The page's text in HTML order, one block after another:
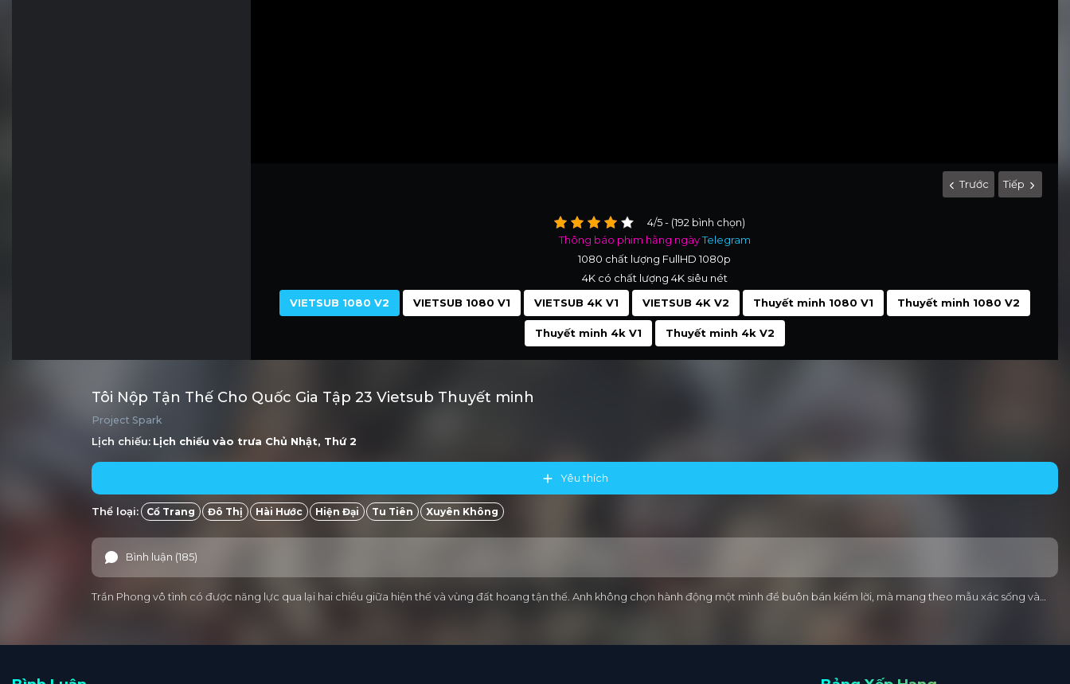
Trước Tiếp
4/5 - (192 bình chọn)
Thông báo phim hằng ngàyTelegram
1080 chất lượng FullHD 1080p
4K có chất lượng 4K siêu nét
VIETSUB 1080 V2
VIETSUB 1080 V1 VIETSUB 4K V1 VIETSUB 4K V2 Thuyết minh 1080 V1 Thuyết minh 1080 V2
Thuyết minh 4k V1 Thuyết minh 4k V2
Tôi Nộp Tận Thế Cho Quốc Gia Tập 23 Vietsub Thuyết minh
Project Spark
Lịch chiếu: Lịch chiếu vào trưa Chủ Nhật, Thứ 2
Yêu thích
Thể loại: Cổ Trang Đô Thị Hài Hước Hiện Đại Tu Tiên Xuyên Không
Bình luận (185)
Trần Phong vô tình có được năng lực qua lại hai chiều giữa hiện thế và vùng đất hoang tận thế. Anh không chọn hành động một mình để buôn bán kiếm lời, mà mang theo mẫu xác sống và…